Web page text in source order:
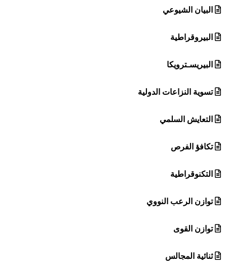
البيان الشيوعي
البيروقراطية
البيريسـترويكا
تسوية النزاعات الدولية
التعايش السلمي
تكافؤ الفرص
التكنوقراطية
توازن الرعب النووي
توازن القوى
ثنائية المجالس